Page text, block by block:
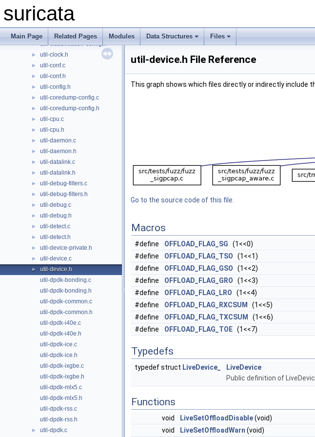
suricata
Main Page Related Pages Modules Data Structures Files
► util-cidr.c
► util-cidr.h
► util-classification-config.c
► util-classification-config.h
► util-clock.h
► util-conf.c
► util-conf.h
► util-config.h
► util-coredump-config.c
► util-coredump-config.h
► util-cpu.c
► util-cpu.h
► util-daemon.c
► util-daemon.h
► util-datalink.c
► util-datalink.h
► util-debug-filters.c
► util-debug-filters.h
► util-debug.c
► util-debug.h
► util-detect.c
► util-detect.h
► util-device-private.h
► util-device.c
►
util-device.h
util-dpdk-bonding.c
util-dpdk-bonding.h
util-dpdk-common.c
util-dpdk-common.h
util-dpdk-i40e.c
util-dpdk-i40e.h
util-dpdk-ice.c
util-dpdk-ice.h
util-dpdk-ixgbe.c
util-dpdk-ixgbe.h
util-dpdk-mlx5.c
util-dpdk-mlx5.h
util-dpdk-rss.c
util-dpdk-rss.h
► util-dpdk.c
util-device.h File Reference
This graph shows which files directly or indirectly include
Go to the source code of this file.
Macros
#define OFFLOAD_FLAG_SG (1<<0)
#define
OFFLOAD_FLAG_TSO (1<<1)
#define
OFFLOAD_FLAG_GSO (1<<2)
#define
OFFLOAD_FLAG_GRO (1<<3)
#define
OFFLOAD_FLAG_LRO (1<<4)
#define
OFFLOAD_FLAG_RXCSUM
(1<<5)
#define
OFFLOAD_FLAG_TXCSUM
(1<<6)
#define
OFFLOAD_FLAG_TOE (1<<7)
Typedefs
typedef struct LiveDevice_
LiveDevice
Public definition of
Functions
void LiveSetOffloadDisable(void)
void
LiveSetOffloadWarn (void)